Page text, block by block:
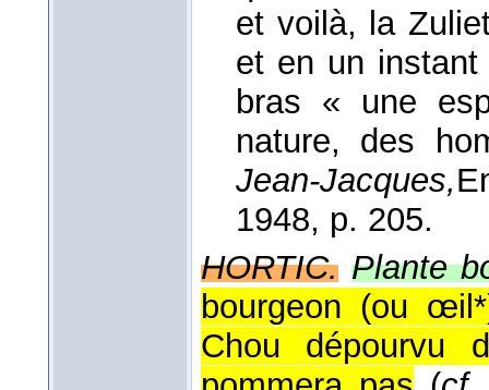
et voilà, la
et en un
bras « une
nature, des
Jean-Jacques,
1948, p. 205.
HORTIC. Plante
bourgeon (ou
Chou dépourvu